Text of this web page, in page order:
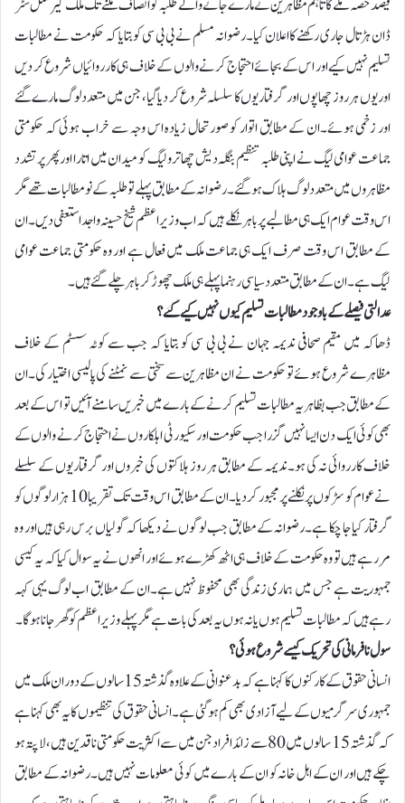
فیصد حصہ ملے گا تاہم مظاہرین نے مارے جانے والے طلبہ کو انصاف ملنے تک ملک گیر مکمل شٹر
ڈان ہڑتال جاری رکھنے کا اعلان کیا۔رضوانہ مسلم نے بی بی سی کو بتایا کہ حکومت نے مطالبات
تسلیم نہیں کیے اور اس کے بجائے احتجاج کرنے والوں کے خلاف ہی کارروائیاں شروع کر دیں
اور یوں ہر روز چھاپوں اور گرفتاریوں کا سلسلہ شروع کر دیا گیا، جن میں متعدد لوگ مارے گئے
اور زخمی ہوئے۔ان کے مطابق اتوار کو صورتحال زیادہ اس وجہ سے خراب ہوئی کہ حکومتی
جماعت عوامی لیگ نے اپنی طلبہ تنظیم بنگلہ دیش چھاترو لیگ کو میدان میں اتارا اور پھر پرتشدد
مظاہروں میں متعدد لوگ ہلاک ہو گئے۔رضوانہ کے مطابق پہلے تو طلبہ کے نو مطالبات تھے مگر
اس وقت عوام ایک ہی مطالبے پر باہر نکلے ہیں کہ اب وزیراعظم شیخ حسینہ واجد استعفی دیں۔ان
کے مطابق اس وقت صرف ایک ہی جماعت ملک میں فعال ہے اور وہ حکومتی جماعت عوامی
لیگ ہے۔ ان کے مطابق متعدد سیاسی رہنما پہلے ہی ملک چھوڑ کر باہر چلے گئے ہیں۔
عدالتی فیصلے کے باوجود مطالبات تسلیم کیوں نہیں کیے گئے؟
ڈھاکہ میں مقیم صحافی ندیمہ جہان نے بی بی سی کو بتایا کہ جب سے کوٹہ سسٹم کے خلاف
مظاہرے شروع ہوئے تو حکومت نے ان مظاہرین سے سختی سے نمٹنے کی پالیسی اختیار کی۔ان
کے مطابق جب بظاہر یہ مطالبات تسلیم کرنے کے بارے میں خبریں سامنے آئیں تو اس کے بعد
بھی کوئی ایک دن ایسا نہیں گزرا جب حکومت اور سکیورٹی اہلکاروں نے احتجاج کرنے والوں کے
خلاف کارروائی نہ کی ہو۔ندیمہ کے مطابق ہر روز ہلاکتوں کی خبروں اور گرفتاریوں کے سلسلے
نے عوام کو سڑکوں پر نکلنے پر مجبور کر دیا۔ ان کے مطابق اس وقت تک تقریبا 10 ہزار لوگوں کو
گرفتار کیا جا چکا ہے۔رضوانہ کے مطابق جب لوگوں نے دیکھا کہ گولیاں برس رہی ہیں اور وہ
مر رہے ہیں تو وہ حکومت کے خلاف ہی اٹھ کھڑے ہوئے اور انھوں نے یہ سوال کیا کہ یہ کیسی
جمہوریت ہے جس میں ہماری زندگی بھی محفوظ نہیں ہے۔ان کے مطابق اب لوگ یہی کہہ
رہے ہیں کہ مطالبات تسلیم ہوں یا نہ ہوں یہ بعد کی بات ہے مگر پہلے وزیراعظم کو گھر جانا ہوگا۔
سول نافرمانی کی تحریک کیسے شروع ہوئی؟
انسانی حقوق کے کارکنوں کا کہنا ہے کہ بدعنوانی کے علاوہ گذشتہ 15 سالوں کے دوران ملک میں
جمہوری سرگرمیوں کے لیے آزادی بھی کم ہو گئی ہے۔انسانی حقوق کی تنظیموں کا یہ بھی کہنا ہے
کہ گذشتہ 15 سالوں میں 80 سے زائد افراد جن میں سے اکثریت حکومتی ناقدین ہیں، لاپتہ ہو
چکے ہیں اور ان کے اہل خانہ کو ان کے بارے میں کوئی معلومات نہیں ہیں۔رضوانہ کے مطابق